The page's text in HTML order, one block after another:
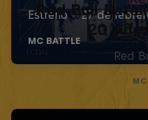
Red Bull
20
Red
MC